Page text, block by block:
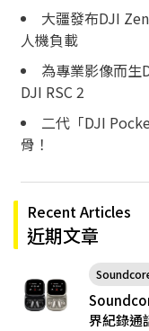
大疆發布DJI
人機負載
為專業影像而生
DJI RSC 2
二代「DJI
骨！
Recent Articles
近期文章
界紀錄通